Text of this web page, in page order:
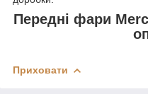
Передні фари
Приховати